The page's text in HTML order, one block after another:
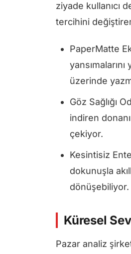
ziyade kullanıcı
tercihini
PaperMatte
üzerinde
Göz Sağlığı
indiren
çekiyor.
Kesintisiz
dokunuşla
dönüşebiliyor.
Küresel
Pazar analiz